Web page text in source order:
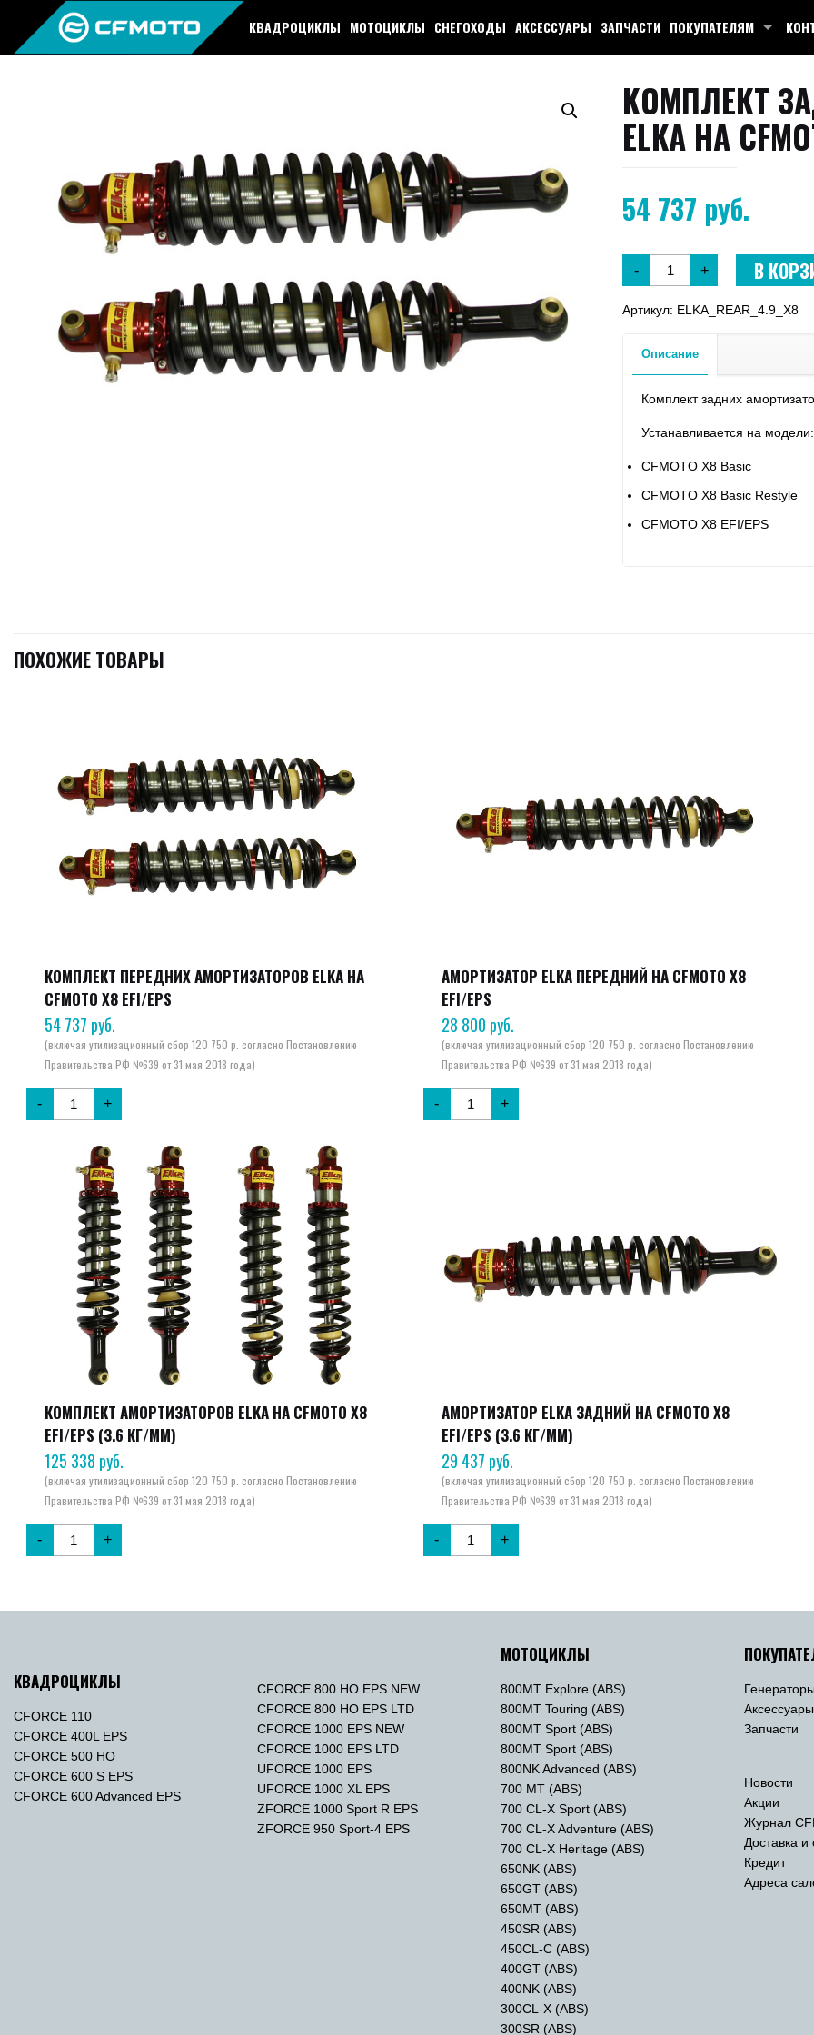
КВАДРОЦИКЛЫ МОТОЦИКЛЫ СНЕГОХОДЫ АКСЕССУАРЫ ЗАПЧАСТИ ПОКУПАТЕЛЯМ
КОМПЛЕКТ
ELKA НА
54 737 руб.
- + В
Артикул: ELKA_REAR_4.9_X8
Описание
Комплект задних
Устанавливается на модели:
CFMOTO X8 Basic
CFMOTO X8 Basic Restyle
CFMOTO X8 EFI/EPS
ПОХОЖИЕ ТОВАРЫ
КОМПЛЕКТ ПЕРЕДНИХ АМОРТИЗАТОРОВ ELKA НА
CFMOTO X8 EFI/EPS
54 737 руб.
- +
АМОРТИЗАТОР ELKA ПЕРЕДНИЙ НА CFMOTO X8
EFI/EPS
28 800 руб.
- +
КОМПЛЕКТ АМОРТИЗАТОРОВ ELKA НА CFMOTO X8
EFI/EPS (3.6 КГ/ММ)
125 338 руб.
- +
АМОРТИЗАТОР ELKA ЗАДНИЙ НА CFMOTO X8
EFI/EPS (3.6 КГ/ММ)
29 437 руб.
- +
КВАДРОЦИКЛЫ
CFORCE 110
CFORCE 400L EPS
CFORCE 500 HO
CFORCE 600 S EPS
CFORCE 600 Advanced EPS
CFORCE 800 HO EPS NEW
CFORCE 800 HO EPS LTD
CFORCE 1000 EPS NEW
CFORCE 1000 EPS LTD
UFORCE 1000 EPS
UFORCE 1000 XL EPS
ZFORCE 1000 Sport R EPS
ZFORCE 950 Sport-4 EPS
МОТОЦИКЛЫ
800MT Explore (ABS)
800MT Touring (ABS)
800MT Sport (ABS)
800MT Sport (ABS)
800NK Advanced (ABS)
700 MT (ABS)
700 CL-X Sport (ABS)
700 CL-X Adventure (ABS)
700 CL-X Heritage (ABS)
650NK (ABS)
650GT (ABS)
650MT (ABS)
450SR (ABS)
450CL-C (ABS)
400GT (ABS)
400NK (ABS)
300CL-X (ABS)
300SR (ABS)
Аксессуары
Запчасти
Новости
Акции
Журнал
Доставка и
Кредит
Адреса